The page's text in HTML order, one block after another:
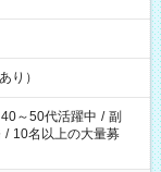
り）
40～50代活躍中 / 副
/ 10名以上の大量募